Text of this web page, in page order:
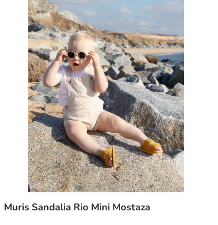
Muris Sandalia Rio Mini Mostaza